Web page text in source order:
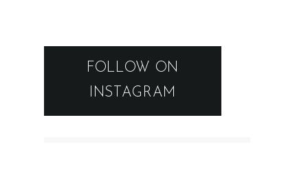
FOLLOW ON
INSTAGRAM